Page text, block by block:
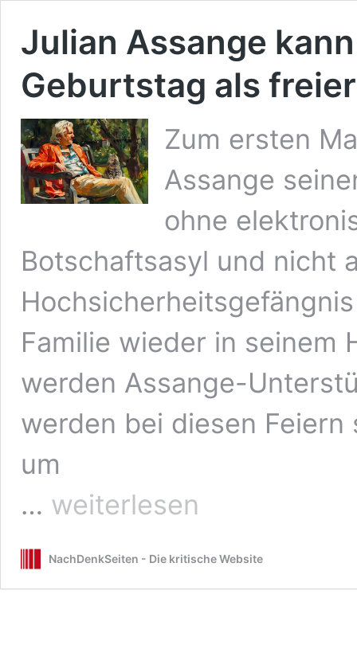
Julian Assange
Geburtstag als
Zum ersten
Assange
ohne
Botschaftsasyl und nicht
Familie wieder in seinem
werden Assange-
werden bei diesen
um
…
Assange
seinen
als
weiterlesen
NachDenkSeiten - Die kritische Website